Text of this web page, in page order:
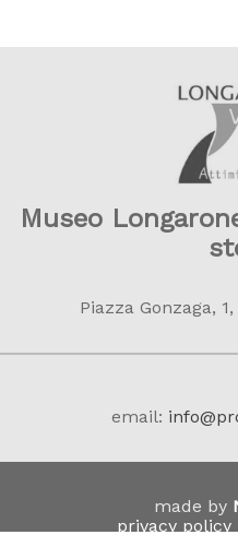
Museo
Piazza Gonzaga,
email:
made by
privacy policy